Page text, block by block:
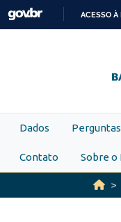
Skip to main content
ACESSO À
Dados
Contato Sobre o